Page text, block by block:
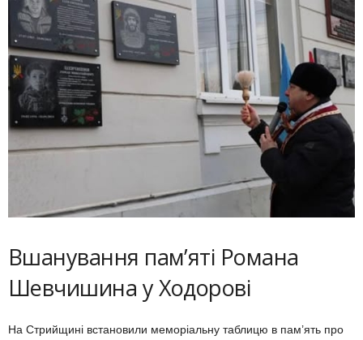
Вшанування пам’яті Романа
Шевчишина у Ходорові
На Стрийщині встановили меморіальну таблицю в пам’ять про